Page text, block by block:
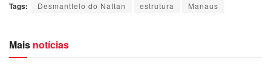
Tags: Desmanttelo do Nattan estrutura Manaus
Mais notícias